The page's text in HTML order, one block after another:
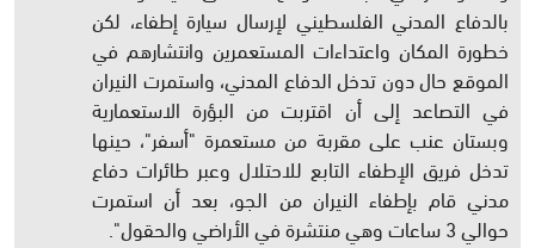
بالدفاع المدني الفلسطيني لإرسال سيارة إطفاء، لكن
خطورة المكان واعتداءات المستعمرين وانتشارهم في
الموقع حال دون تدخل الدفاع المدني، واستمرت النيران
في التصاعد إلى أن اقتربت من البؤرة الاستعمارية
وبستان عنب على مقربة من مستعمرة "أسفر"، حينها
تدخل فريق الإطفاء التابع للاحتلال وعبر طائرات دفاع
مدني قام بإطفاء النيران من الجو، بعد أن استمرت
حوالي 3 ساعات وهي منتشرة في الأراضي والحقول".